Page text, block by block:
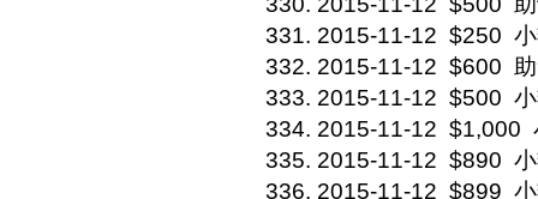
2015-11-12 $250
2015-11-12 $600
2015-11-12 $500
2015-11-12 $1,000
2015-11-12 $890
2015-11-12 $899